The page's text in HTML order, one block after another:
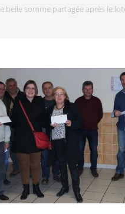
belle somme partagée après le